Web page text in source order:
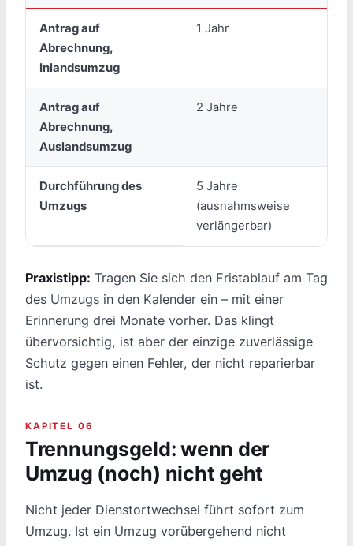
Antrag auf
Abrechnung,
Inlandsumzug
1 Jahr
Antrag auf
Abrechnung,
Auslandsumzug
2 Jahre
Durchführung des
Umzugs
5 Jahre
(ausnahmsweise
verlängerbar)
Praxistipp: Tragen Sie sich den Fristablauf am Tag
des Umzugs in den Kalender ein – mit einer
Erinnerung drei Monate vorher. Das klingt
übervorsichtig, ist aber der einzige zuverlässige
Schutz gegen einen Fehler, der nicht reparierbar
ist.
KAPITEL 06
Trennungsgeld: wenn der
Umzug (noch) nicht geht
Nicht jeder Dienstortwechsel führt sofort zum
Umzug. Ist ein Umzug vorübergehend nicht